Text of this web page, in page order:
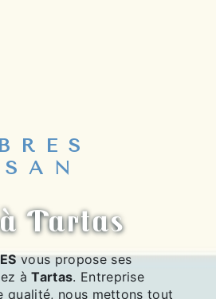
Tartas
vous propose ses
àTartas. Entreprise
qualité, nous mettons tout